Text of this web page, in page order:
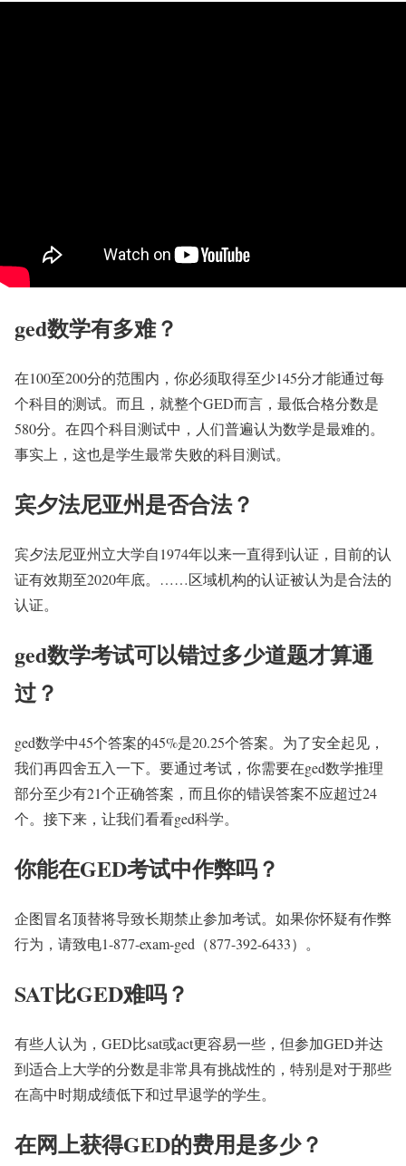
ged数学有多难？
在100至200分的范围内，你必须取得至少145分才能通过每
个科目的测试。而且，就整个GED而言，最低合格分数是
580分。在四个科目测试中，人们普遍认为数学是最难的。
事实上，这也是学生最常失败的科目测试。
宾夕法尼亚州是否合法？
宾夕法尼亚州立大学自1974年以来一直得到认证，目前的认
证有效期至2020年底。……区域机构的认证被认为是合法的
认证。
ged数学考试可以错过多少道题才算通
过？
ged数学中45个答案的45%是20.25个答案。为了安全起见，
我们再四舍五入一下。要通过考试，你需要在ged数学推理
部分至少有21个正确答案，而且你的错误答案不应超过24
个。接下来，让我们看看ged科学。
你能在GED考试中作弊吗？
企图冒名顶替将导致长期禁止参加考试。如果你怀疑有作弊
行为，请致电1-877-exam-ged（877-392-6433）。
SAT比GED难吗？
有些人认为，GED比sat或act更容易一些，但参加GED并达
到适合上大学的分数是非常具有挑战性的，特别是对于那些
在高中时期成绩低下和过早退学的学生。
在网上获得GED的费用是多少？